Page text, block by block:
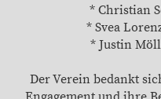
* Christian
* Svea
* Justin
Der Verein bedankt